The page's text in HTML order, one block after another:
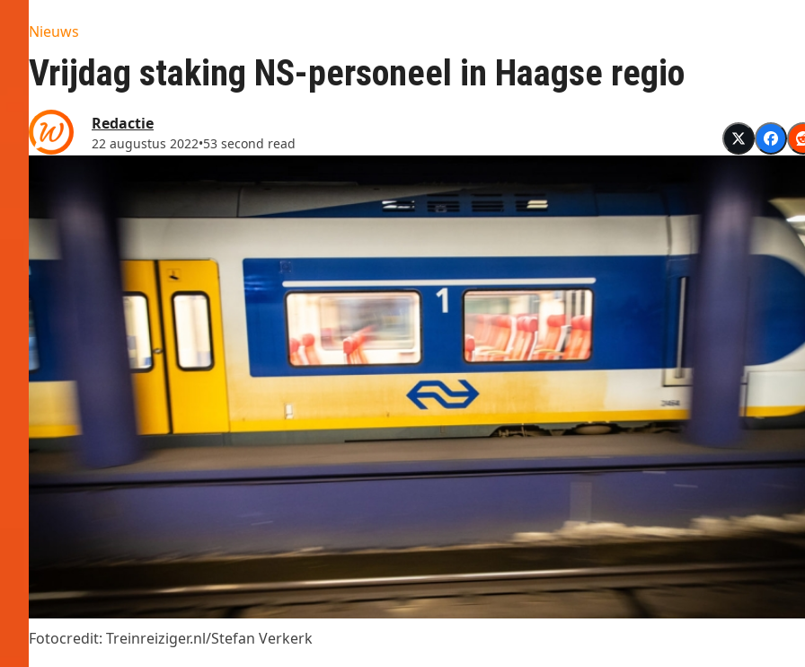
Nieuws
Vrijdag staking NS-personeel in Haagse regio
Redactie
22 augustus 2022•53 second read
Fotocredit: Treinreiziger.nl/Stefan Verkerk